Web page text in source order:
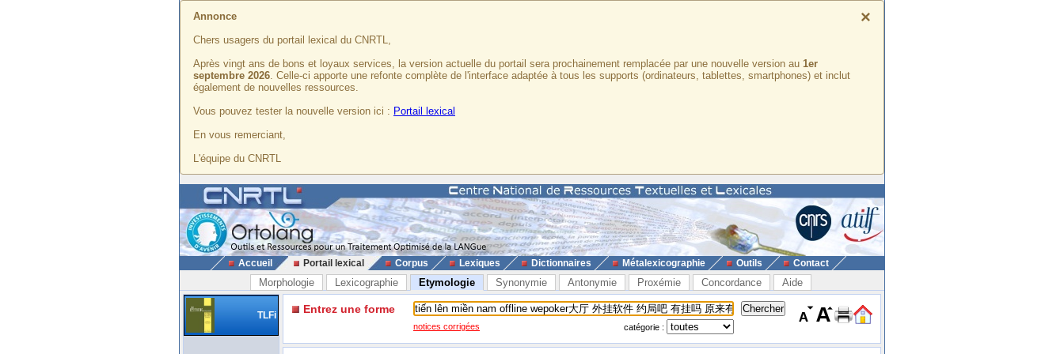
×
Annonce
Chers usagers du portail lexical du CNRTL,
Après vingt ans de bons et loyaux services, la version actuelle du portail sera prochainement remplacée par une nouvelle version au 1er
septembre 2026. Celle-ci apporte une refonte complète de l'interface adaptée à tous les supports (ordinateurs, tablettes, smartphones) et inclut
également de nouvelles ressources.
Vous pouvez tester la nouvelle version ici : Portail lexical
En vous remerciant,
L'équipe du CNRTL
Accueil Portail lexical Corpus Lexiques Dictionnaires Métalexicographie Outils Contact
Morphologie Lexicographie Etymologie Synonymie Antonymie Proxémie Concordance Aide
TLFi Entrez une forme
notices corrigées catégorie :